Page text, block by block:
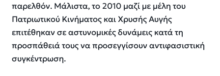
παρελθόν. Μάλιστα, το 2010 μαζί με μέλη του
Πατριωτικού Κινήματος και Χρυσής Αυγής
επιτέθηκαν σε αστυνομικές δυνάμεις κατά τη
προσπάθειά τους να προσεγγίσουν αντιφασιστική
συγκέντρωση.